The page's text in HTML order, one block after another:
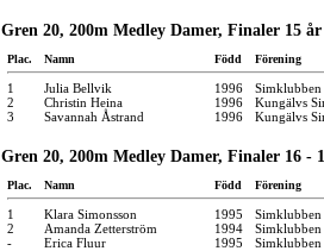
Gren 20, 200m Medley Damer, Finaler 15 år
Plac. Namn Född Förening
1 Julia Bellvik 1996
Simklubben
2
Christin Heina 1996
Kungälvs
3
Savannah Åstrand 1996 Kungälvs
Gren 20, 200m Medley Damer, Finaler 16 -
Plac. Namn Född Förening
1 Klara Simonsson 1995
Simklubben
2
Amanda Zetterström 1994
Simklubben
-
Erica Fluur 1995